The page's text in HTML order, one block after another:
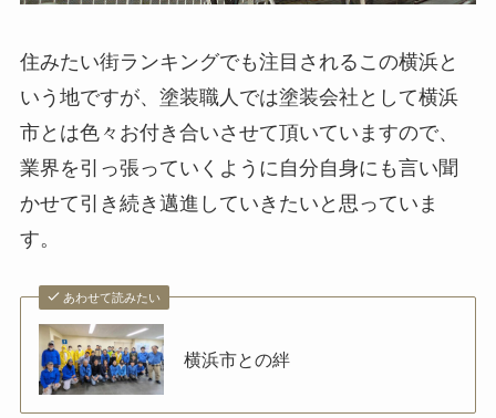
住みたい街ランキングでも注目されるこの横浜と
いう地ですが、塗装職人では塗装会社として横浜
市とは色々お付き合いさせて頂いていますので、
業界を引っ張っていくように自分自身にも言い聞
かせて引き続き邁進していきたいと思っていま
す。
あわせて読みたい
横浜市との絆